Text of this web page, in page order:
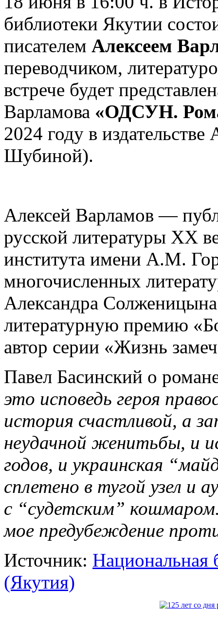
библиотеки Якутии
писателем Алексеем
переводчиком,
встрече будет
Варламова «ОДСУН.
2024 году в
Шубиной).
Алексей Варламов —
русской литературы XX
института имени А.М.
многочисленных
Александра
литературную премию
автор серии «Жизнь
Павел Басинский о
это исповедь героя
история счастливой, а
неудачной женитьбы, и
годов, и украинская
сплетено в тугой узел и
с “судетским”
мое предубеждение
Источник: Национальная
(Якутия)